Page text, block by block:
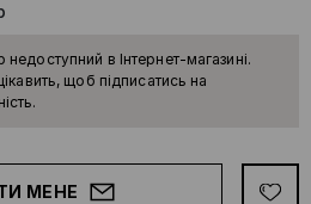
в Інтернет-магазині.
щоб підписатись на
МЕНЕ